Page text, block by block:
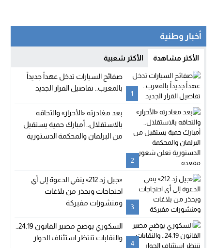
أخبار وطنية
الأكثر مشاهدة الأكثر شعبية
1
صفائح السيارات تدخل عهداً جديداً
بالمغرب.. تفاصيل القرار الجديد
2
بعد مغادرته «الأحرار» والتحاقه
بالاستقلال.. أمبارك حمية يستقيل
من البرلمان والمحكمة الدستورية
3
«جيل زد 212» ينفي الدعوة إلى أي
احتجاجات ويحذر من بلاغات
ومنشورات مفبركة
4
السكوري يوضح مصير القانون 24.19..
والنقابات تنتظر استئناف الحوار